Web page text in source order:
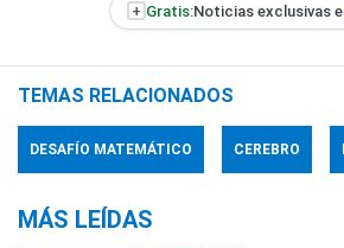
+ Gratis:Noticias exclusivas
TEMAS RELACIONADOS
DESAFÍO MATEMÁTICO CEREBRO
MÁS LEÍDAS